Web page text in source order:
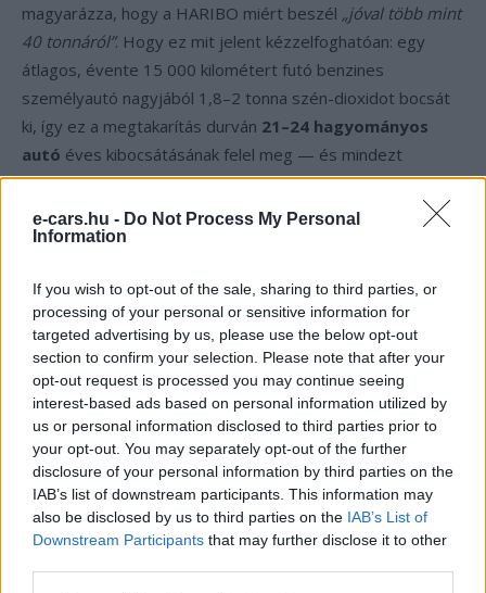
e-cars.hu - Do Not Process My Personal
Information
If you wish to opt-out of the sale, sharing to third parties, or
processing of your personal or sensitive information for
targeted advertising by us, please use the below opt-out
section to confirm your selection. Please note that after your
opt-out request is processed you may continue seeing
interest-based ads based on personal information utilized by
us or personal information disclosed to third parties prior to
your opt-out. You may separately opt-out of the further
disclosure of your personal information by third parties on the
IAB’s list of downstream participants. This information may
also be disclosed by us to third parties on the IAB’s List of
Downstream Participants that may further disclose it to other
magyarázza, hogy a HARIBO miért beszél „jóval több mint
40 tonnáról”. Hogy ez mit jelent kézzelfoghatóan: egy
átlagos, évente 15 000 kilométert futó benzines
személyautó nagyjából 1,8–2 tonna szén-dioxidot bocsát
ki, így ez a megtakarítás durván 21–24 hagyományos
autó éves kibocsátásának felel meg — és mindezt
egyetlen elektromosított útvonalon. Több útvonalon és
bővülő flottával ez a szám gyorsan a százas
tonnatartományba kúszhat.
Miért épp Grafschaft, Neuss és
Eindhoven között?
A választott háromszög nem véletlen. Ezek a telephelyek
viszonylag közel fekszenek egymáshoz, a köztük lévő
távolságok jól illeszkednek a 600 kilométeres hatótávhoz,
és a fordulók napi rendszerességgel, kiszámítható
ritmusban ismétlődnek. Ezzel szemben egy ad hoc,
országhatárokon átívelő hosszú fuvarnál a
töltőinfrastruktúra hiánya még mindig komoly kockázat
lenne, így a HARIBO logikusan ott kezdte a villamosítást,